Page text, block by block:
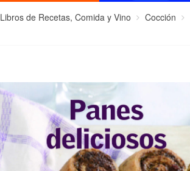
Libros de Recetas, Comida y Vino Cocción